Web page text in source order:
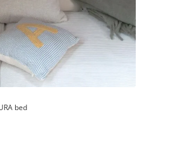
bed